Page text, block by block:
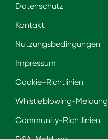
Datenschutz
Kontakt
Nutzungsbedingungen
Impressum
Cookie-Richtlinien
Whistleblowing-Meldung
Community-Richtlinien